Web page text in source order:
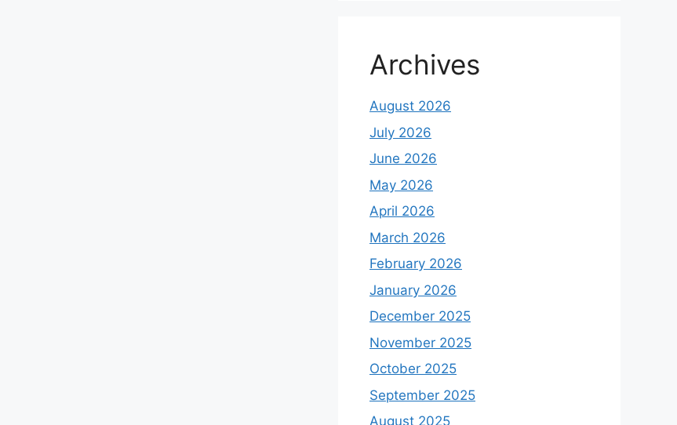
Archives
August 2026
July 2026
June 2026
May 2026
April 2026
March 2026
February 2026
January 2026
December 2025
November 2025
October 2025
September 2025
August 2025